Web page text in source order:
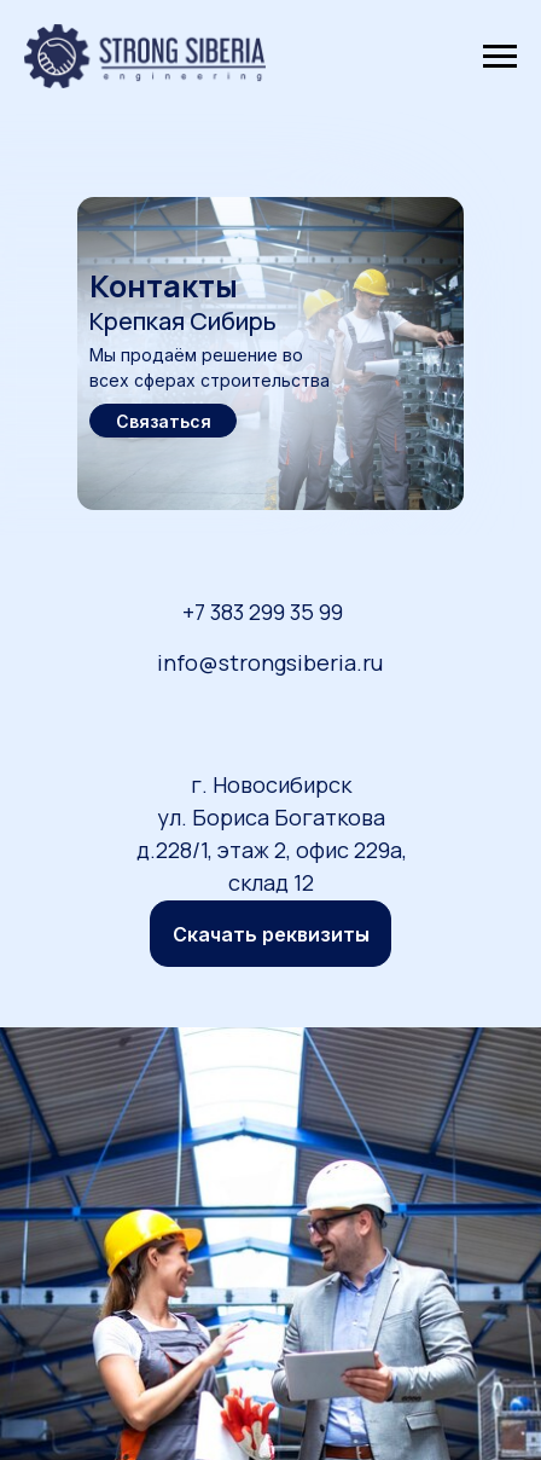
Связаться
Крепкая Сибирь
Контакты
Мы продаём решение во
всех сферах строительства
г. Новосибирск
ул. Бориса Богаткова
д.228/1, этаж 2, офис 229а,
склад 12
Скачать реквизиты
info@strongsiberia.ru
+7 383 299 35 99